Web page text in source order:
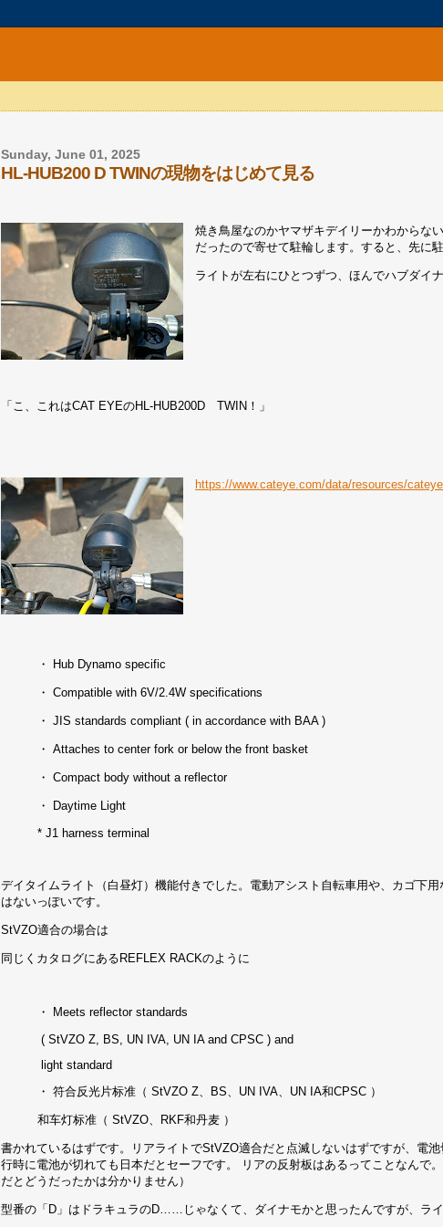
Sunday, June 01, 2025
HL-HUB200 D TWINの現物をはじめて見る
焼き鳥屋なのかヤマザキデイリーかわからな
だったので寄せて駐輪します。すると、先に
ライトが左右にひとつずつ、ほんでハブダイナ
「こ、これはCAT EYEのHL-HUB200D TWIN！」
https://www.cateye.com/data/resources/
・ Hub Dynamo specific
・ Compatible with 6V/2.4W specifications
・ JIS standards compliant ( in accordance with BAA )
・ Attaches to center fork or below the front basket
・ Compact body without a reflector
・ Daytime Light
* J1 harness terminal
デイタイムライト（白昼灯）機能付きでした。電動アシスト自転車用や、カゴ下
はないっぽいです。
StVZO適合の場合は
同じくカタログにあるREFLEX RACKのように
・ Meets reflector standards
( StVZO Z, BS, UN IVA, UN IA and CPSC ) and
light standard
・ 符合反光片标准（ StVZO Z、BS、UN IVA、UN IA和CPSC ）
和车灯标准（ StVZO、RKF和丹麦 ）
書かれているはずです。リアライトでStVZO適合だと点滅しないはずですが、電
行時に電池が切れても日本だとセーフです。 リアの反射板はあるってことなんで
だとどうだったかは分かりません）
型番の「D」はドラキュラのD……じゃなくて、ダイナモかと思ったんですが、ラ